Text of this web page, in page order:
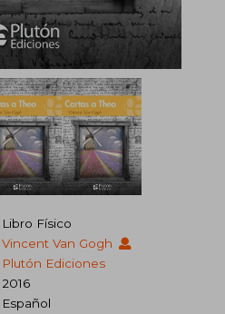
Libro Físico
Vincent Van Gogh
Plutón Ediciones
2016
Español